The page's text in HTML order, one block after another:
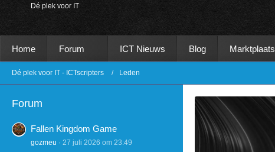
Dé p e k voor T
Home Forum ICT Nieuws Blog Marktplaats
Dé plek voor IT - ICTscripters Leden
Forum
Fallen Kingdom Game
gozmeu 27 juli 2026 om 23:49